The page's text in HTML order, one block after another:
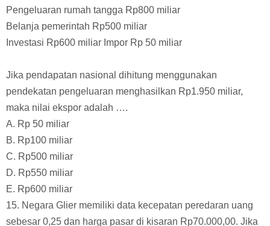
Pengeluaran rumah tangga Rp800 miliar
Belanja pemerintah Rp500 miliar
Investasi Rp600 miliar Impor Rp 50 miliar
Jika pendapatan nasional dihitung menggunakan
pendekatan pengeluaran menghasilkan Rp1.950 miliar,
maka nilai ekspor adalah ….
A. Rp 50 miliar
B. Rp100 miliar
C. Rp500 miliar
D. Rp550 miliar
E. Rp600 miliar
15. Negara Glier memiliki data kecepatan peredaran uang
sebesar 0,25 dan harga pasar di kisaran Rp70.000,00. Jika